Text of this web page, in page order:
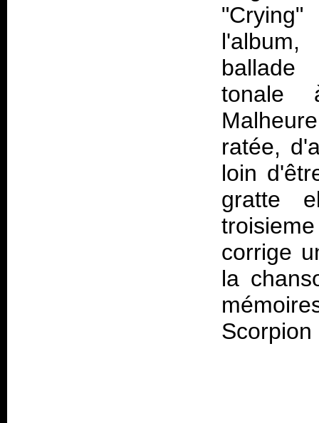
ballade
tonale
ratée,
loin
gratte
corrige
la